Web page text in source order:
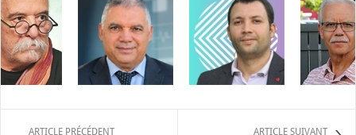
ARTICLE PRÉCÉDENT ARTICLE SUIVANT